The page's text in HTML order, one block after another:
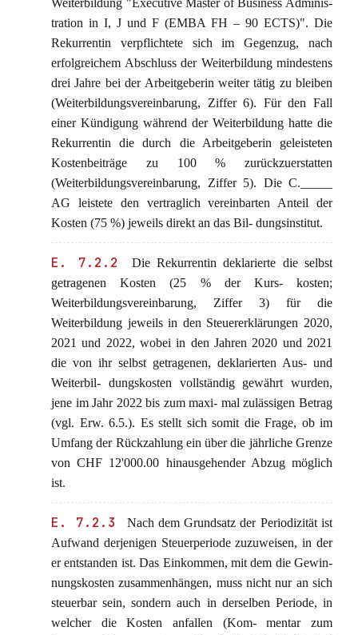
Weiterbildung "Executive Master of Business Adminis-
tration in I, J und F (EMBA FH – 90 ECTS)". Die
Rekurrentin verpflichtete sich im Gegenzug, nach
erfolgreichem Abschluss der Weiterbildung mindestens
drei Jahre bei der Arbeitgeberin weiter tätig zu bleiben
(Weiterbildungsvereinbarung, Ziffer 6). Für den Fall
einer Kündigung während der Weiterbildung hatte die
Rekurrentin die durch die Arbeitgeberin geleisteten
Kostenbeiträge zu 100 % zurückzuerstatten
(Weiterbildungsvereinbarung, Ziffer 5). Die C._____
AG leistete den vertraglich vereinbarten Anteil der
Kosten (75 %) jeweils direkt an das Bil- dungsinstitut.
E. 7.2.2
Die Rekurrentin deklarierte die selbst
getragenen Kosten (25 % der Kurs- kosten;
Weiterbildungsvereinbarung, Ziffer 3) für die
Weiterbildung jeweils in den Steuererklärungen 2020,
2021 und 2022, wobei in den Jahren 2020 und 2021
die von ihr selbst getragenen, deklarierten Aus- und
Weiterbil- dungskosten vollständig gewährt wurden,
jene im Jahr 2022 bis zum maxi- mal zulässigen Betrag
(vgl. Erw. 6.5.). Es stellt sich somit die Frage, ob im
Umfang der Rückzahlung ein über die jährliche Grenze
von CHF 12'000.00 hinausgehender Abzug möglich
ist.
E. 7.2.3
Nach dem Grundsatz der Periodizität ist
Aufwand derjenigen Steuerperiode zuzuweisen, in der
er entstanden ist. Das Einkommen, mit dem die Gewin-
nungskosten zusammenhängen, muss nicht nur an sich
steuerbar sein, sondern auch in derselben Periode, in
welcher die Kosten anfallen (Kom- mentar zum